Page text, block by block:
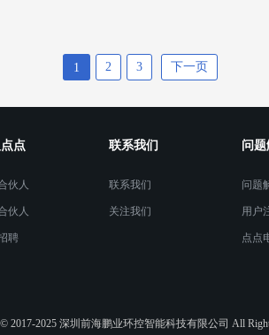
1 2 3 下一页
点
伙人
伙人
聘
联系我们
联系我们
关注我们
问
问题
用户
点点
2017-2025 深圳前海鹏业环控智能科技有限公司 All